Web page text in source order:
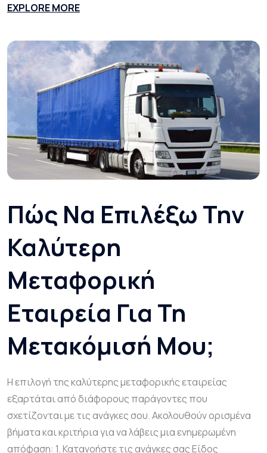
EXPLORE MORE
Πώς Να Επιλέξω Την
Καλύτερη
Μεταφορική
Εταιρεία Για Τη
Μετακόμισή Μου;
Η επιλογή της καλύτερης μεταφορικής εταιρείας
εξαρτάται από διάφορους παράγοντες που
σχετίζονται με τις ανάγκες σου. Ακολουθούν ορισμένα
βήματα και κριτήρια για να λάβεις μια ενημερωμένη
απόφαση: 1. Κατανοήστε τις ανάγκες σας Είδος